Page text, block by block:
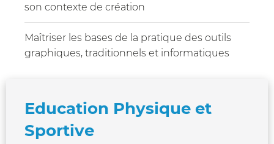
son contexte de création
Maîtriser les bases de la pratique des outils
graphiques, traditionnels et informatiques
Education Physique et
Sportive